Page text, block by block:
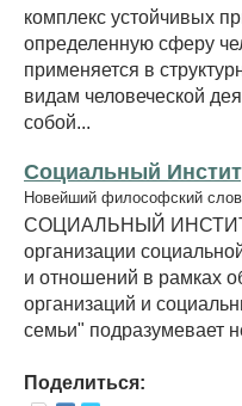
комплекс устойчивых
определенную сферу
применяется в
видам человеческой
собой...
Социальный
Новейший философский
СОЦИАЛЬНЫЙ
организации
и отношений в рамках
организаций и
семьи" подразумевает
Поделиться: